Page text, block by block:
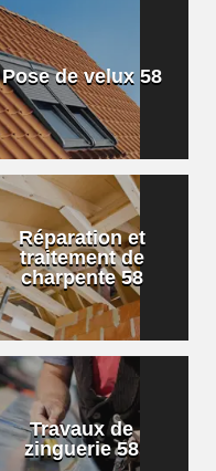
Pose de velux 58
Réparation et
traitement de
charpente 58
Travaux de
zinguerie 58